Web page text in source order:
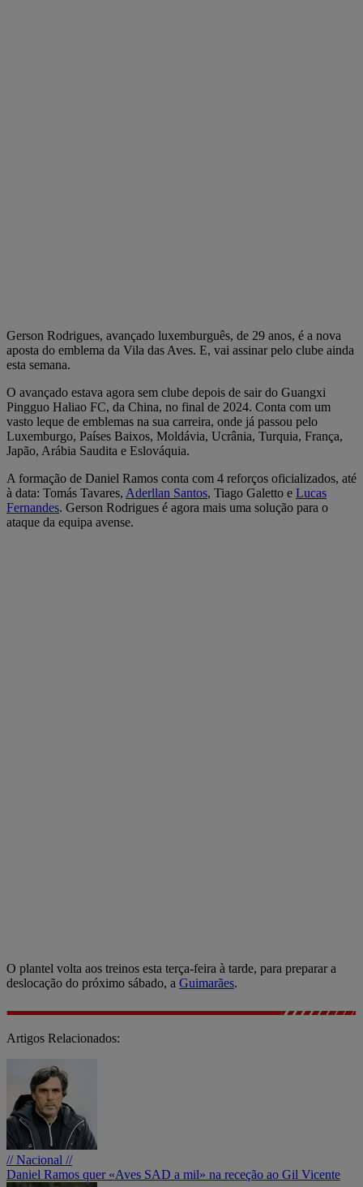
Gerson Rodrigues, avançado luxemburguês, de 29 anos, é a nova
aposta do emblema da Vila das Aves. E, vai assinar pelo clube ainda
esta semana.
O avançado estava agora sem clube depois de sair do Guangxi
Pingguo Haliao FC, da China, no final de 2024. Conta com um
vasto leque de emblemas na sua carreira, onde já passou pelo
Luxemburgo, Países Baixos, Moldávia, Ucrânia, Turquia, França,
Japão, Arábia Saudita e Eslováquia.
A formação de Daniel Ramos conta com 4 reforços oficializados, até
à data: Tomás Tavares, Aderllan Santos, Tiago Galetto e Lucas
Fernandes. Gerson Rodrigues é agora mais uma solução para o
ataque da equipa avense.
O plantel volta aos treinos esta terça-feira à tarde, para preparar a
deslocação do próximo sábado, a Guimarães.
Artigos Relacionados:
// Nacional //
Daniel Ramos quer «Aves SAD a mil» na receção ao Gil Vicente